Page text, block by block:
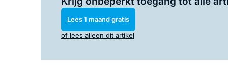
Lees 1 maand gratis
of lees alleen dit artikel